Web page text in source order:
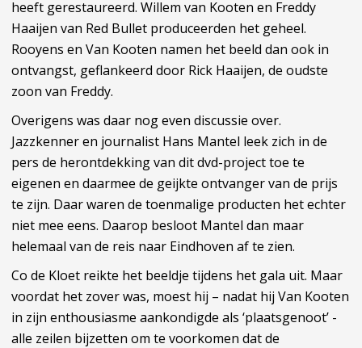
heeft gerestaureerd. Willem van Kooten en Freddy
Haaijen van Red Bullet produceerden het geheel.
Rooyens en Van Kooten namen het beeld dan ook in
ontvangst, geflankeerd door Rick Haaijen, de oudste
zoon van Freddy.
Overigens was daar nog even discussie over.
Jazzkenner en journalist Hans Mantel leek zich in de
pers de herontdekking van dit dvd-project toe te
eigenen en daarmee de geijkte ontvanger van de prijs
te zijn. Daar waren de toenmalige producten het echter
niet mee eens. Daarop besloot Mantel dan maar
helemaal van de reis naar Eindhoven af te zien.
Co de Kloet reikte het beeldje tijdens het gala uit. Maar
voordat het zover was, moest hij – nadat hij Van Kooten
in zijn enthousiasme aankondigde als ‘plaatsgenoot’ -
alle zeilen bijzetten om te voorkomen dat de